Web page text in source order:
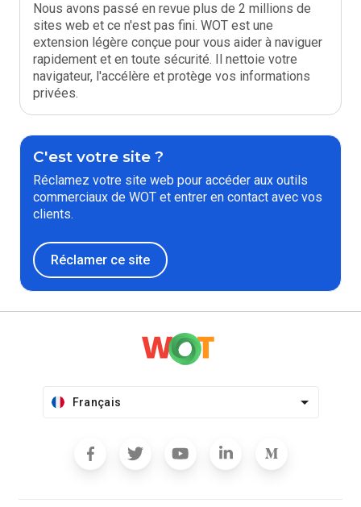
Nous avons passé en revue plus de 2 millions de
sites web et ce n'est pas fini. WOT est une
extension légère conçue pour vous aider à naviguer
rapidement et en toute sécurité. Il nettoie votre
navigateur, l'accélère et protège vos informations
privées.
C'est votre site ?
Réclamez votre site web pour accéder aux outils
commerciaux de WOT et entrer en contact avec vos
clients.
Réclamer ce site
Français